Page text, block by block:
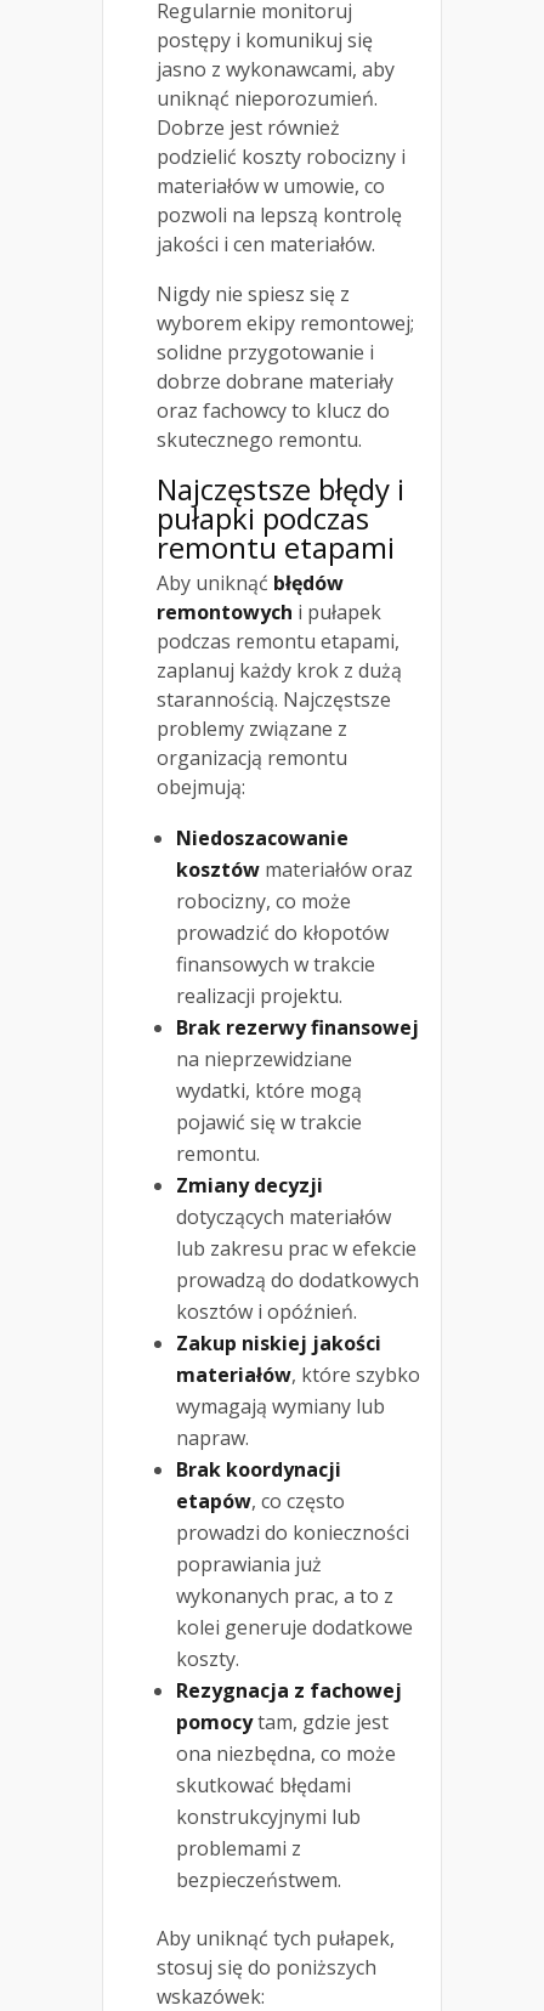
Regularnie monitoruj
postępy i komunikuj się
jasno z wykonawcami, aby
uniknąć nieporozumień.
Dobrze jest również
podzielić koszty robocizny i
materiałów w umowie, co
pozwoli na lepszą kontrolę
jakości i cen materiałów.
Nigdy nie spiesz się z
wyborem ekipy remontowej;
solidne przygotowanie i
dobrze dobrane materiały
oraz fachowcy to klucz do
skutecznego remontu.
Najczęstsze błędy i
pułapki podczas
remontu etapami
Aby uniknąć błędów
remontowych i pułapek
podczas remontu etapami,
zaplanuj każdy krok z dużą
starannością. Najczęstsze
problemy związane z
organizacją remontu
obejmują:
Niedoszacowanie
kosztów materiałów oraz
robocizny, co może
prowadzić do kłopotów
finansowych w trakcie
realizacji projektu.
Brak rezerwy finansowej
na nieprzewidziane
wydatki, które mogą
pojawić się w trakcie
remontu.
Zmiany decyzji
dotyczących materiałów
lub zakresu prac w efekcie
prowadzą do dodatkowych
kosztów i opóźnień.
Zakup niskiej jakości
materiałów, które szybko
wymagają wymiany lub
napraw.
Brak koordynacji
etapów, co często
prowadzi do konieczności
poprawiania już
wykonanych prac, a to z
kolei generuje dodatkowe
koszty.
Rezygnacja z fachowej
pomocytam, gdzie jest
ona niezbędna, co może
skutkować błędami
konstrukcyjnymi lub
problemami z
bezpieczeństwem.
Aby uniknąć tych pułapek,
stosuj się do poniższych
wskazówek: